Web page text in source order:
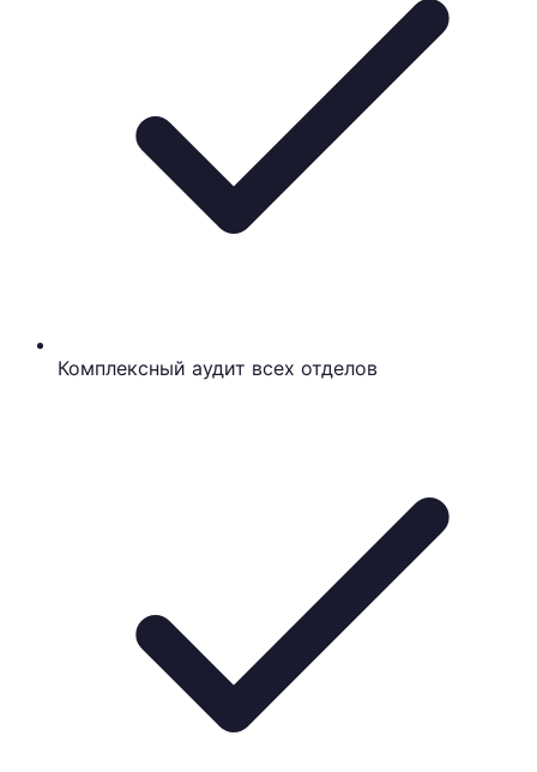
Комплексный аудит всех отделов